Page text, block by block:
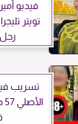
فيديو
رجل
تسريب